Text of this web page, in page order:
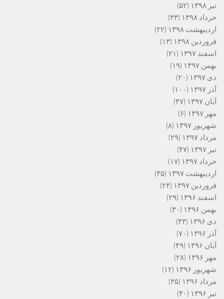
تیر ۱۳۹۸
(۵۲)
خرداد ۱۳۹۸
(۳۳)
اردیبهشت ۱۳۹۸
(۲۲)
فروردین ۱۳۹۸
(۱۳)
اسفند ۱۳۹۷
(۲۱)
بهمن ۱۳۹۷
(۱۹)
دی ۱۳۹۷
(۲۰)
آذر ۱۳۹۷
(۱۰۰)
آبان ۱۳۹۷
(۴۷)
مهر ۱۳۹۷
(۶)
شهریور ۱۳۹۷
(۸)
مرداد ۱۳۹۷
(۲۹)
تیر ۱۳۹۷
(۴۷)
خرداد ۱۳۹۷
(۱۷)
اردیبهشت ۱۳۹۷
(۳۵)
فروردین ۱۳۹۷
(۲۴)
اسفند ۱۳۹۶
(۲۹)
بهمن ۱۳۹۶
(۳۰)
دی ۱۳۹۶
(۴۳)
آذر ۱۳۹۶
(۷۰)
آبان ۱۳۹۶
(۴۹)
مهر ۱۳۹۶
(۲۸)
شهریور ۱۳۹۶
(۱۲)
مرداد ۱۳۹۶
(۳۵)
تیر ۱۳۹۶
(۴۰)